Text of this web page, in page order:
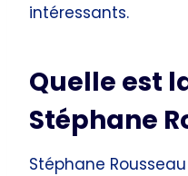
intéressants.
Quelle est
Stéphane
Stéphane